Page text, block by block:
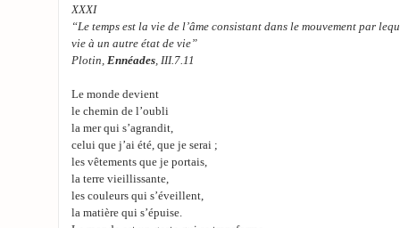
XXXI
“Le temps est la vie de l’âme consistant dans le mouvement par
vie à un autre état de vie”
Plotin, Ennéades, III.7.11
Le monde devient
le chemin de l’oubli
la mer qui s’agrandit,
celui que j’ai été, que je serai ;
les vêtements que je portais,
la terre vieillissante,
les couleurs qui s’éveillent,
la matière qui s’épuise.